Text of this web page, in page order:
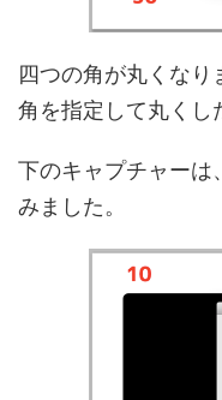
四つの角が丸くな
角を指定して丸くし
下のキャプチャー
みました。